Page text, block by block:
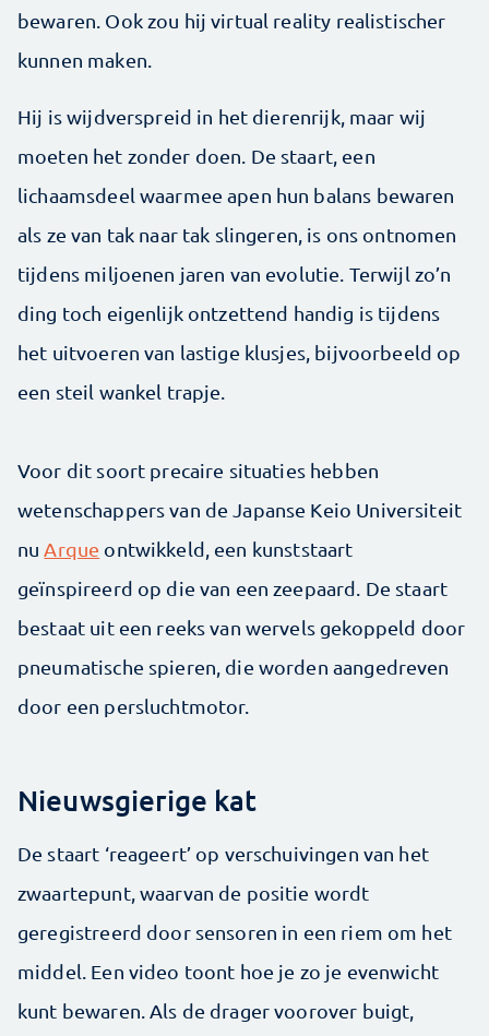
bewaren. Ook zou hij virtual reality realistischer
kunnen maken.
Hij is wijdverspreid in het dierenrijk, maar wij
moeten het zonder doen. De staart, een
lichaamsdeel waarmee apen hun balans bewaren
als ze van tak naar tak slingeren, is ons ontnomen
tijdens miljoenen jaren van evolutie. Terwijl zo’n
ding toch eigenlijk ontzettend handig is tijdens
het uitvoeren van lastige klusjes, bijvoorbeeld op
een steil wankel trapje.
Voor dit soort precaire situaties hebben
wetenschappers van de Japanse Keio Universiteit
nuArque ontwikkeld, een kunststaart
geïnspireerd op die van een zeepaard. De staart
bestaat uit een reeks van wervels gekoppeld door
pneumatische spieren, die worden aangedreven
door een persluchtmotor.
Nieuwsgierige kat
De staart ‘reageert’ op verschuivingen van het
zwaartepunt, waarvan de positie wordt
geregistreerd door sensoren in een riem om het
middel. Een video toont hoe je zo je evenwicht
kunt bewaren. Als de drager voorover buigt,